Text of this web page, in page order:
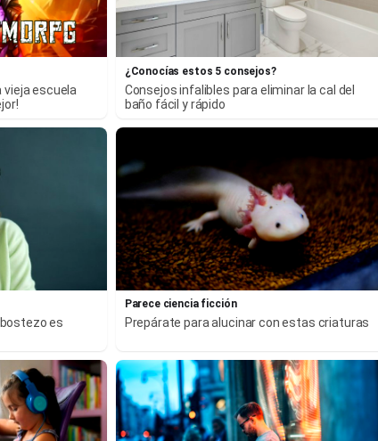
vieja escuela
¿Conocías estos 5 consejos?
Consejos infalibles para eliminar la cal del
baño fácil y rápido
es
Parece ciencia ficción
Prepárate para alucinar con estas criaturas